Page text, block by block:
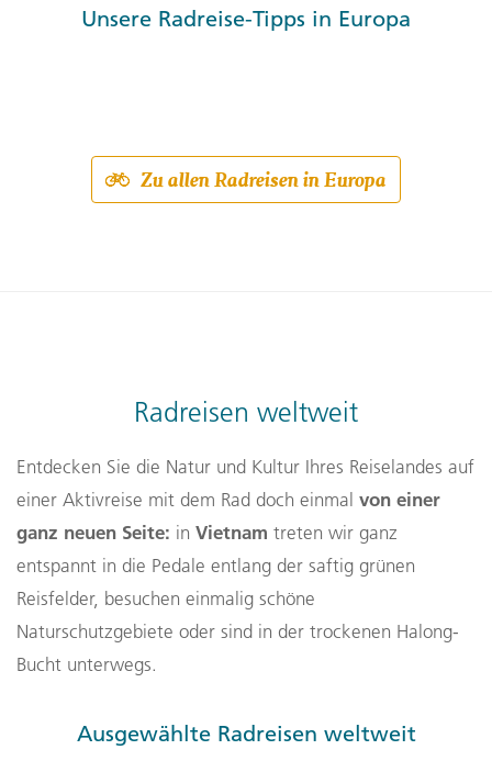
Unsere Radreise-Tipps in Europa
Zu allen Radreisen in Europa
Radreisen weltweit
Entdecken Sie die Natur und Kultur Ihres Reiselandes auf
einer Aktivreise mit dem Rad doch einmal von einer
ganz neuen Seite: in Vietnam treten wir ganz
entspannt in die Pedale entlang der saftig grünen
Reisfelder, besuchen einmalig schöne
Naturschutzgebiete oder sind in der trockenen Halong-
Bucht unterwegs.
Ausgewählte Radreisen weltweit